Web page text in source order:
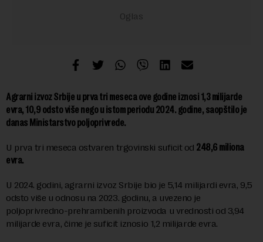
Agrarni izvoz Srbije u prva tri meseca ove godine iznosi 1,3 milijarde
evra, 10,9 odsto više nego u istom periodu 2024. godine, saopštilo je
danas Ministarstvo poljoprivrede.
U prva tri meseca ostvaren trgovinski suficit od 248,6 miliona
evra.
U 2024. godini, agrarni izvoz Srbije bio je 5,14 milijardi evra, 9,5
odsto više u odnosu na 2023. godinu, a uvezeno je
poljoprivredno-prehrambenih proizvoda u vrednosti od 3,94
milijarde evra, čime je suficit iznosio 1,2 milijarde evra.